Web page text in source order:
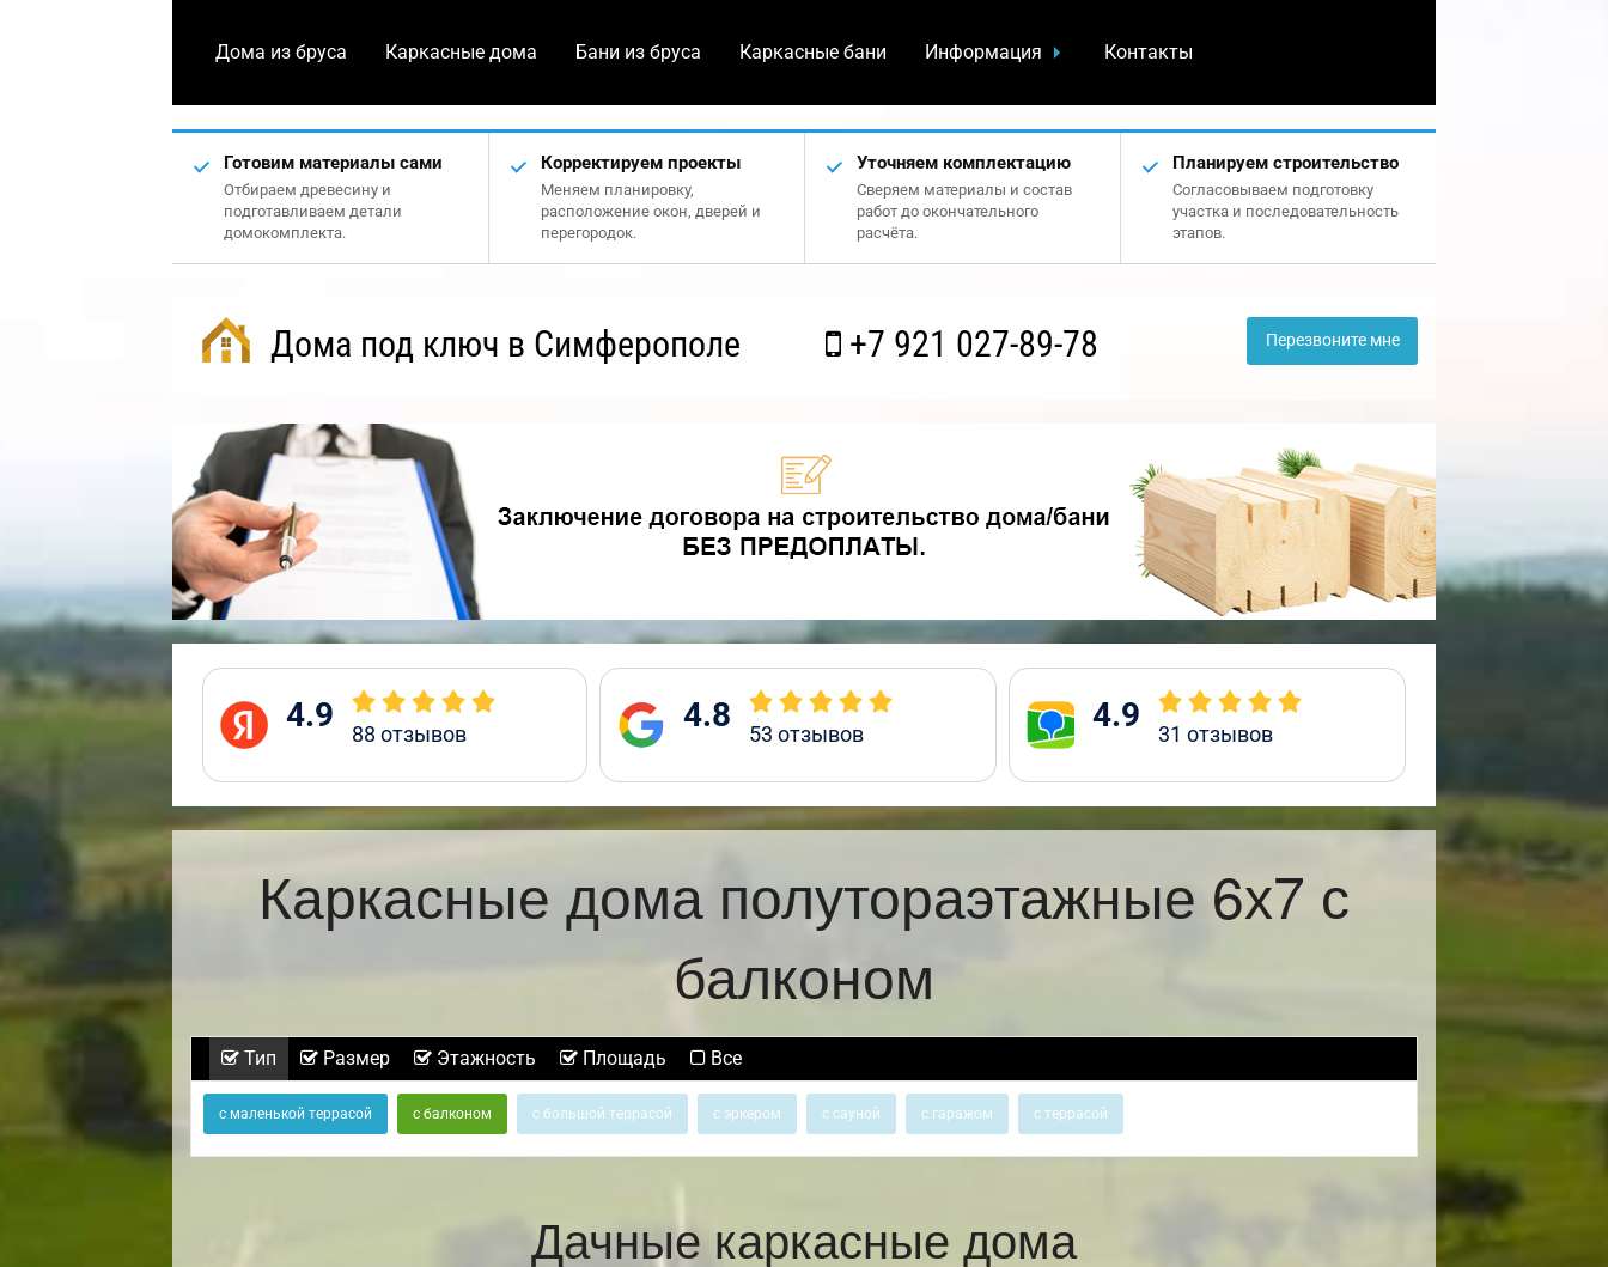
Дома из бруса Каркасные дома Бани из бруса Каркасные бани Информация Контакты
Готовим материалы сами
Отбираем древесину и
подготавливаем детали
домокомплекта.
Корректируем проекты
Меняем планировку,
расположение окон, дверей и
перегородок.
Уточняем комплектацию
Сверяем материалы и состав
работ до окончательного
расчёта.
Планируем строительство
Согласовываем подготовку
участка и последовательность
этапов.
Дома под ключ в Симферополе +7 921 027-89-78 Перезвоните мне
4.9 88 отзывов 4.8 53 отзывов 4.9 31 отзывов
Каркасные дома полутораэтажные 6х7 с
балконом
Тип Размер Этажность Площадь Все
с маленькой террасой с балконом с большой террасой с эркером с сауной с гаражом с террасой
Дачные каркасные дома